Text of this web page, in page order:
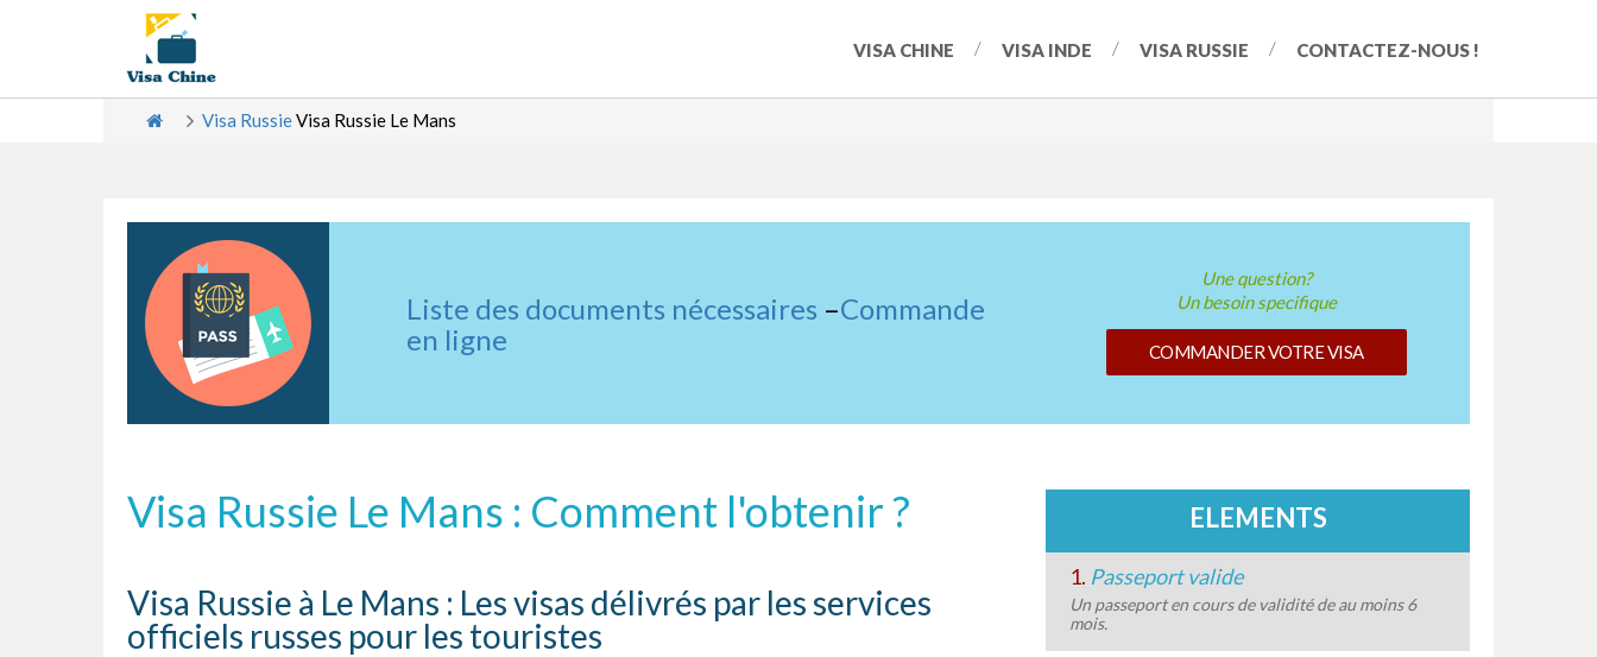
VISA CHINE VISA INDE VISA RUSSIE CONTACTEZ-NOUS !
Visa RussieVisa Russie Le Mans
Liste des documents nécessaires –Commande
en ligne
Une question?
Un besoin specifique
COMMANDER VOTRE VISA
Visa Russie Le Mans : Comment l'obtenir ?
Visa Russie à Le Mans : Les visas délivrés par les services
officiels russes pour les touristes
ELEMENTS
1. Passeport valide
Un passeport en cours de validité de au moins 6
mois.